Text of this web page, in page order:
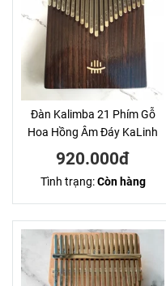
Đàn Kalimba 21 Phím Gỗ
Hoa Hồng Âm Đáy KaLinh
920.000đ
Tình trạng:Còn hàng